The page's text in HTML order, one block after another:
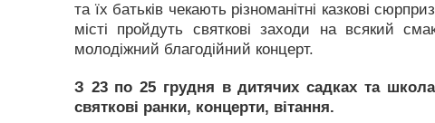
та їх батьків чекають різноманітні казкові
місті пройдуть святкові заходи на всякий
молодіжний благодійний концерт.
З 23 по 25 грудня в дитячих садках та
святкові ранки, концерти, вітання.